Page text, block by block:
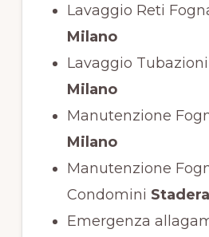
Lavaggio Reti
Milano
Lavaggio Tubazioni
Milano
Manutenzione
Milano
Manutenzione
Condomini
Emergenza